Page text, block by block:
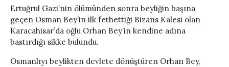
Ertuğrul Gazi’nin ölümünden sonra beyliğin başına
geçen Osman Bey’in ilk fethettiği Bizans Kalesi olan
Karacahisar’da oğlu Orhan Bey’in kendine adına
bastırdığı sikke bulundu.
Osmanlıyı beylikten devlete dönüştüren Orhan Bey,